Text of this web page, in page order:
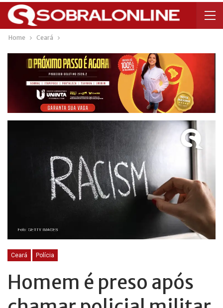
Home Ceará
Ceará Polícia
Homem é preso após